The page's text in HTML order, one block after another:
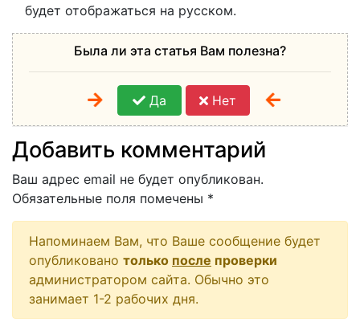
будет отображаться на русском.
Была ли эта статья Вам полезна?
Да Нет
Добавить комментарий
Ваш адрес email не будет опубликован.
Обязательные поля помечены *
Напоминаем Вам, что Ваше сообщение будет
опубликовано только после проверки
администратором сайта. Обычно это
занимает 1-2 рабочих дня.